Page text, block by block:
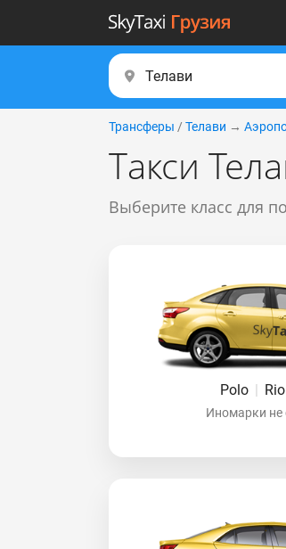
Трансферы / Телави →
Такси
Выберите класс для
Polo | Rio
Иномарки не